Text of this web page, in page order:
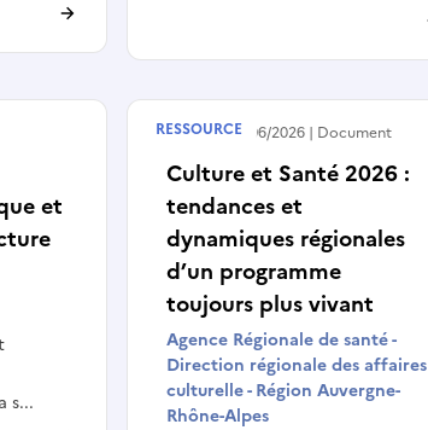
et
s...
Culture et Santé 2026 :
tendances et
dynamiques régionales
d’un programme
toujours plus vivant
Agence Régionale de santé -
Direction régionale des affaires
culturelle - Région Auvergne-
Rhône-Alpes
Publié le09/06/2026 Document
RESSOURCE